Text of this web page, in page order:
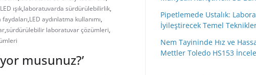
ışık,laboratuvarda sürdürülebilirlik,
faydaları,LED aydınlatma kullanımı,
,sürdürülebilir laboratuvar çözümleri,
musunuz?’
Pipetlemede Ustalık:
İyileştirecek Temel
Nem Tayininde Hız ve
Mettler Toledo HS153